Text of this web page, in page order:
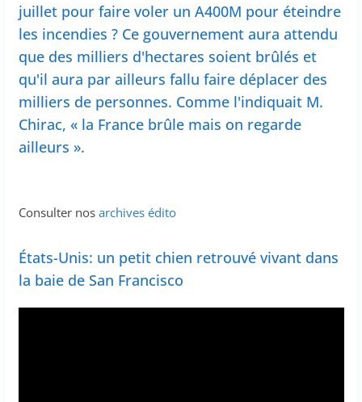
juillet pour faire voler un A400M pour éteindre
les incendies ? Ce gouvernement aura attendu
que des milliers d'hectares soient brûlés et
qu'il aura par ailleurs fallu faire déplacer des
milliers de personnes. Comme l'indiquait M.
Chirac, « la France brûle mais on regarde
ailleurs ».
Consulter nos archives édito
États-Unis: un petit chien retrouvé vivant dans
la baie de San Francisco